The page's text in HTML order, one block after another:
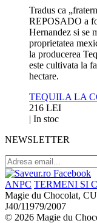
Tradus ca
REPOSADO a
Hernandez si se
proprietatea
la producerea
este cultivata la
hectare.
TEQUILA LA
216 LEI
| In stoc
NEWSLETTER
ANPC TERMENI SI
Magie du Chocolat,
J40/11979/2007
© 2026 Magie du